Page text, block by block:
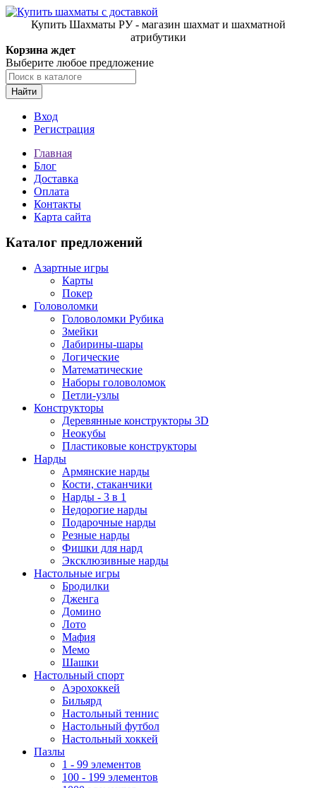
Купить Шахматы РУ - магазин шахмат и шахматной
атрибутики
Корзина ждет
Выберите любое предложение
Найти
Вход
Регистрация
Главная
Блог
Доставка
Оплата
Контакты
Карта сайта
Каталог предложений
Азартные игры
Карты
Покер
Головоломки
Головоломки Рубика
Змейки
Лабирины-шары
Логические
Математические
Наборы головоломок
Петли-узлы
Конструкторы
Деревянные конструкторы 3D
Неокубы
Пластиковые конструкторы
Нарды
Армянские нарды
Кости, стаканчики
Нарды - 3 в 1
Недорогие нарды
Подарочные нарды
Резные нарды
Фишки для нард
Эксклюзивные нарды
Настольные игры
Бродилки
Дженга
Домино
Лото
Мафия
Мемо
Шашки
Настольный спорт
Аэрохоккей
Бильярд
Настольный теннис
Настольный футбол
Настольный хоккей
Пазлы
1 - 99 элементов
100 - 199 элементов